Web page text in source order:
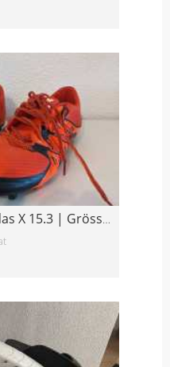
Fussballschuhe Addidas X 15.3 | Grösse US 11